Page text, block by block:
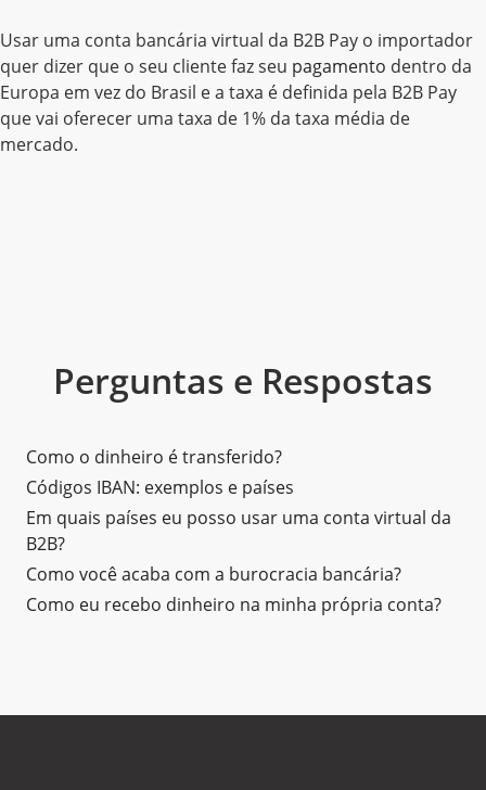
Usar uma conta bancária virtual da B2B Pay o importador
quer dizer que o seu cliente faz seu pagamento dentro da
Europa em vez do Brasil e a taxa é definida pela B2B Pay
que vai oferecer uma taxa de 1% da taxa média de
mercado.
Perguntas e Respostas
Como o dinheiro é transferido?
Códigos IBAN: exemplos e países
Em quais países eu posso usar uma conta virtual da
B2B?
Como você acaba com a burocracia bancária?
Como eu recebo dinheiro na minha própria conta?